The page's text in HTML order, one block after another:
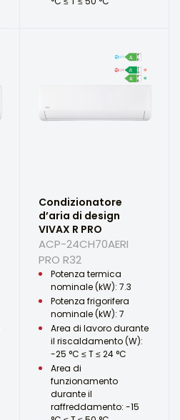
Condizionatore
d’aria di design
VIVAX R PRO
ACP-24CH70AERI
PRO R32
Potenza termica
nominale (kW): 7.3
Potenza frigorifera
nominale (kW): 7
Area di lavoro durante
il riscaldamento (W):
-25 °C ≤ T ≤ 24 °C
Area di
funzionamento
durante il
raffreddamento: -15